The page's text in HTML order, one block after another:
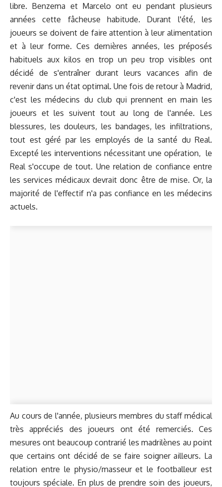
libre. Benzema et Marcelo ont eu pendant plusieurs
années cette fâcheuse habitude. Durant l'été, les
joueurs se doivent de faire attention à leur alimentation
et à leur forme. Ces dernières années, les préposés
habituels aux kilos en trop un peu trop visibles ont
décidé de s'entraîner durant leurs vacances afin de
revenir dans un état optimal. Une fois de retour à Madrid,
c'est les médecins du club qui prennent en main les
joueurs et les suivent tout au long de l'année. Les
blessures, les douleurs, les bandages, les infiltrations,
tout est géré par les employés de la santé du Real.
Excepté les interventions nécessitant une opération, le
Real s'occupe de tout. Une relation de confiance entre
les services médicaux devrait donc être de mise. Or, la
majorité de l'effectif n'a pas confiance en les médecins
actuels.
Au cours de l'année, plusieurs membres du staff médical
très appréciés des joueurs ont été remerciés. Ces
mesures ont beaucoup contrarié les madrilènes au point
que certains ont décidé de se faire soigner ailleurs. La
relation entre le physio/masseur et le footballeur est
toujours spéciale. En plus de prendre soin des joueurs,